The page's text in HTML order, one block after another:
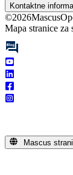
Kontaktne
©2026Mascus
Mapa stranice za
Mascus